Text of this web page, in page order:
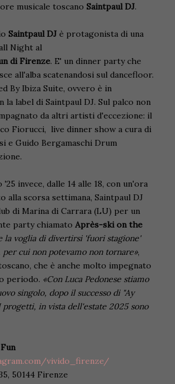
musicale toscano Saintpaul DJ.
Saintpaul DJ è protagonista di una
Night al
di Firenze. E' un dinner party che
all'alba scatenandosi sul dancefloor.
By Ibiza Suite, ovvero è in
la label di Saintpaul DJ. Sul palco non
da altri artisti d'eccezione: il
Fiorucci, live dinner show a cura di
e Guido Bergamaschi Drum
'25 invece, dalle 14 alle 18, con un'ora
scorsa settimana, Saintpaul DJ
di Marina di Carrara (LU) per un
party chiamato Après-ski on the
la voglia di divertirsi 'fuori stagione'
per cui non potevamo non tornare»,
che è anche molto impegnato
periodo. «Con Luca Pedonese stiamo
singolo, dopo il successo di "Ay
progetti, in vista dell'estate 2025 sono
vivido_firenze/
50144 Firenze